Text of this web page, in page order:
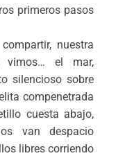
primeros pasos
nuestra
vimos… el mar,
silencioso sobre
compenetrada
cuesta abajo,
van despacio
libres corriendo